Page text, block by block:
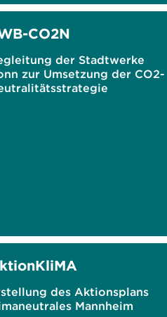
CO2N
der Stadtwerke
zur Umsetzung der CO2-
des Aktionsplans
Mannheim